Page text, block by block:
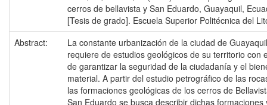
cerros de bellavista y San Eduardo, Guayaquil,
[Tesis de grado]. Escuela Superior Politécnica del
Abstract:
La constante urbanización de la ciudad de Guayaquil
requiere de estudios geológicos de su territorio con
de garantizar la seguridad de la ciudadanía y el
material. A partir del estudio petrográfico de las
las formaciones geológicas de los cerros de
San Eduardo se busca describir dichas formaciones